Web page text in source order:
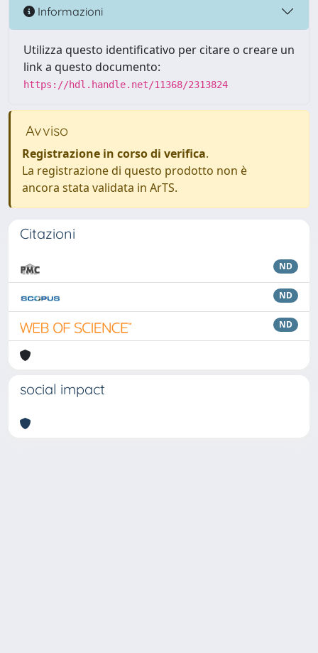
Informazioni
Utilizza questo identificativo per citare o creare un
link a questo documento:
https://hdl.handle.net/11368/2313824
Avviso
Registrazione in corso di verifica.
La registrazione di questo prodotto non è
ancora stata validata in ArTS.
Citazioni
ND
ND
ND
social impact